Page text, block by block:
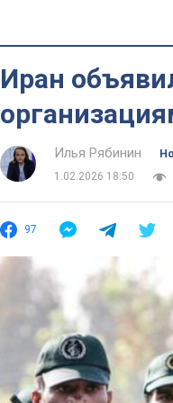
Иран
Илья Рябинин
1.02.2026 18:50
97